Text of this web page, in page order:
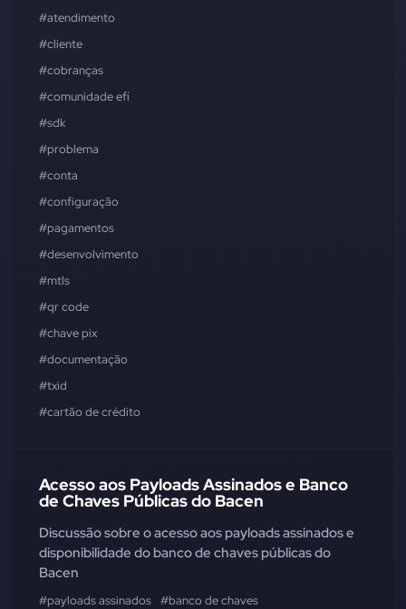
#atendimento
#cliente
#cobranças
#comunidade efí
#sdk
#problema
#conta
#configuração
#pagamentos
#desenvolvimento
#mtls
#qr code
#chave pix
#documentação
#txid
#cartão de crédito
Acesso aos Payloads Assinados e Banco
de Chaves Públicas do Bacen
Discussão sobre o acesso aos payloads assinados e
disponibilidade do banco de chaves públicas do
Bacen
#payloads assinados #banco de chaves